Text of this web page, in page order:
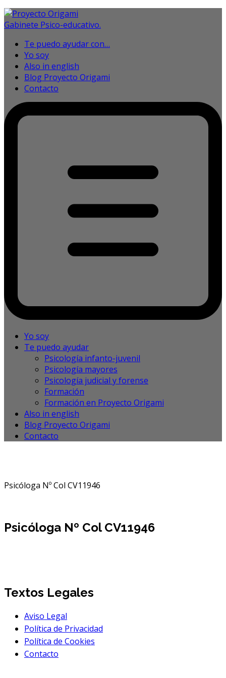
Te puedo ayudar con…
Yo soy
Also in english
Blog Proyecto Origami
Contacto
Yo soy
Te puedo ayudar
Psicología infanto-juvenil
Psicología mayores
Psicología judicial y forense
Formación
Formación en Proyecto Origami
Also in english
Blog Proyecto Origami
Contacto
Psicóloga Nº Col CV11946
Psicóloga Nº Col CV11946
Textos Legales
Aviso Legal
Política de Privacidad
Política de Cookies
Contacto